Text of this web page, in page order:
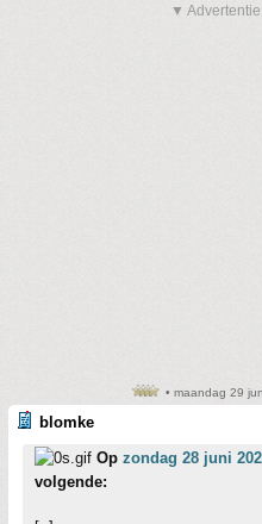
▼
• maandag 29
blomke
Op zondag 28 juni
volgende: